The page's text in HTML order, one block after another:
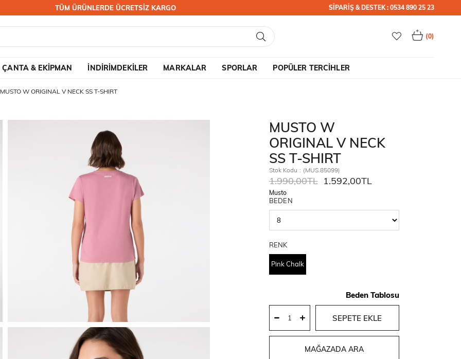
TÜM ÜRÜNLERDE ÜCRETSİZ KARGO SİPARİŞ & DESTEK : 0534 890 25 23
0
ÇANTA & EKİPMAN İNDİRİMDEKİLER MARKALAR SPORLAR POPÜLER TERCİHLER
MUSTO W ORIGINAL V NECK SS T-SHIRT
MUSTO W
ORIGINAL V NECK
SS T-SHIRT
Stok Kodu (MUS.85099)
1.990,00TL 1.592,00TL
Musto
BEDEN
RENK
Pink Chalk
Beden Tablosu
MAĞAZADA ARA